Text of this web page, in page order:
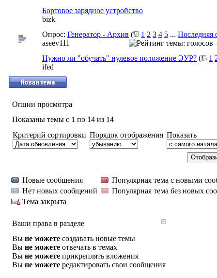
Бортовое зарядное устройство
bizk
Опрос: Генератор - Архив ( 1 2 3 4 5 ... Последняя
aseev111
Нужно ли "обучать" нулевое положение ЭУР? ( 1
ifed
Опции просмотра
Показаны темы с 1 по 14 из 14
Критерий сортировки Порядок отображения Показать
Новые сообщения
Популярная тема с новыми
Нет новых сообщений
Популярная тема без новых
Тема закрыта
Ваши права в разделе
Вы не можете создавать новые темы
Вы не можете отвечать в темах
Вы не можете прикреплять вложения
Вы не можете редактировать свои сообщения